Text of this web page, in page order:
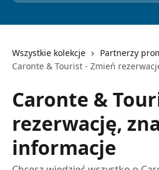
Wszystkie kolekcje
Partnerzy
Caronte & Tourist - Zmień
Caronte &
rezerwację,
informacje